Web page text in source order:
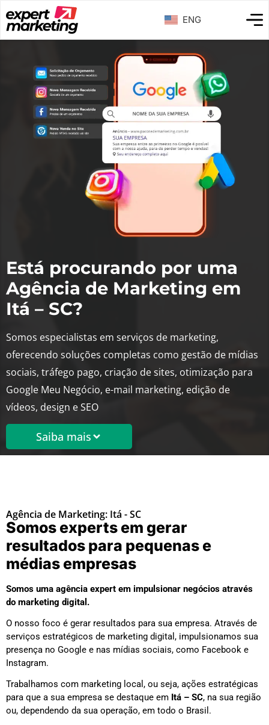
ENG
Está procurando por uma
Agência de Marketing em
Itá – SC?
Somos especialistas em serviços de marketing,
oferecendo soluções completas como gestão de mídias
sociais, tráfego pago, criação de sites, otimização para
Google Meu Negócio, e-mail marketing, edição de
vídeos, design e SEO
Saiba mais
Agência de Marketing: Itá - SC
Somos experts em gerar
resultados para pequenas e
médias empresas
Somos uma agência expert em impulsionar negócios através
do marketing digital.
O nosso foco é gerar resultados para sua empresa. Através de
serviços estratégicos de marketing digital, impulsionamos sua
presença no Google e nas mídias sociais, como Facebook e
Instagram.
Trabalhamos com marketing local, ou seja, ações estratégicas
para que a sua empresa se destaque em Itá – SC, na sua região
ou, dependendo da sua operação, em todo o Brasil.